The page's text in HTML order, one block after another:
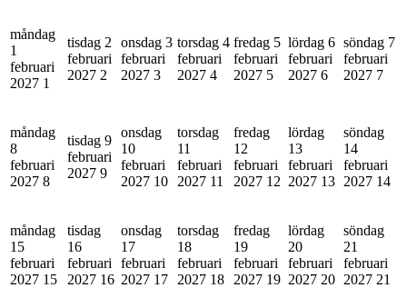
måndag
1
februari
2027 1
tisdag 2
februari
2027 2
onsdag 3
februari
2027 3
torsdag 4
februari
2027 4
fredag 5
februari
2027 5
lördag 6
februari
2027 6
söndag 7
februari
2027 7
måndag
8
februari
2027 8
tisdag 9
februari
2027 9
onsdag
10
februari
2027 10
torsdag
11
februari
2027 11
fredag
12
februari
2027 12
lördag
13
februari
2027 13
söndag
14
februari
2027 14
måndag
15
februari
2027 15
tisdag
16
februari
2027 16
onsdag
17
februari
2027 17
torsdag
18
februari
2027 18
fredag
19
februari
2027 19
lördag
20
februari
2027 20
söndag
21
februari
2027 21